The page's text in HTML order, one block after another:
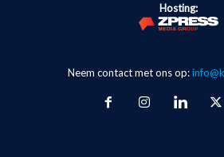
Hosting:
Neem contact met ons op: